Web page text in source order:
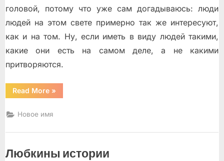
головой, потому что уже сам догадываюсь: люди
людей на этом свете примерно так же интересуют,
как и на том. Ну, если иметь в виду людей такими,
какие они есть на самом деле, а не какими
притворяются.
Read More“Площадь
Свободы,
Верхний
Рынок”
»
Новое имя
Любкины истории